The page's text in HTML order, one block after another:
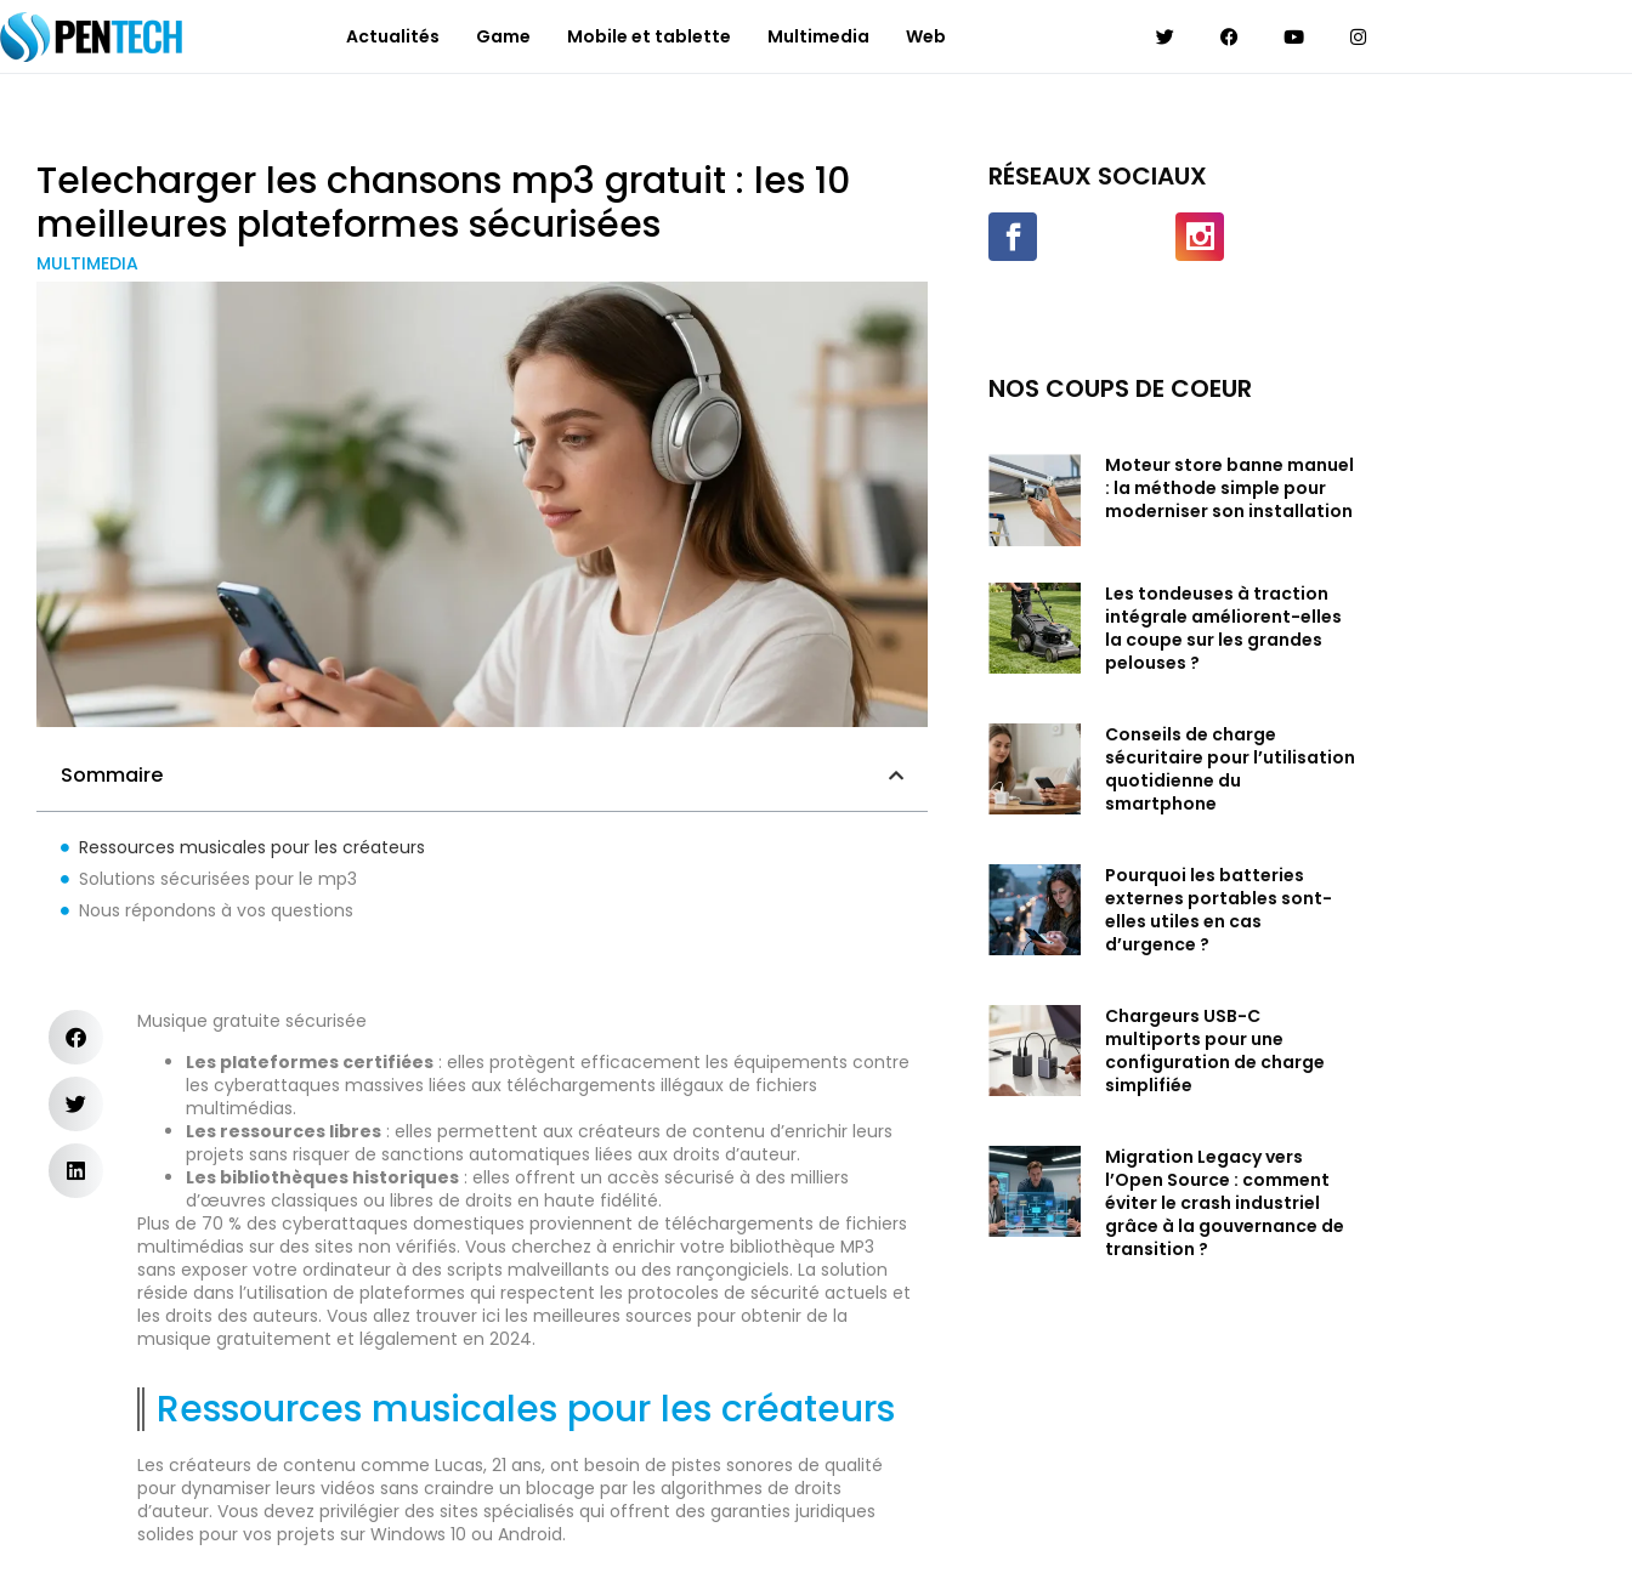
Actualités Game Mobile et tablette Multimedia Web
Telecharger les chansons mp3 gratuit : les 10
meilleures plateformes sécurisées
MULTIMEDIA
Sommaire
Ressources musicales pour les créateurs
Solutions sécurisées pour le mp3
Nous répondons à vos questions
Musique gratuite sécurisée
Les plateformes certifiées : elles protègent efficacement les équipements contre
les cyberattaques massives liées aux téléchargements illégaux de fichiers
multimédias.
Les ressources libres : elles permettent aux créateurs de contenu d’enrichir leurs
projets sans risquer de sanctions automatiques liées aux droits d’auteur.
Les bibliothèques historiques : elles offrent un accès sécurisé à des milliers
d’œuvres classiques ou libres de droits en haute fidélité.
Plus de 70 % des cyberattaques domestiques proviennent de téléchargements de fichiers
multimédias sur des sites non vérifiés. Vous cherchez à enrichir votre bibliothèque MP3
sans exposer votre ordinateur à des scripts malveillants ou des rançongiciels. La solution
réside dans l’utilisation de plateformes qui respectent les protocoles de sécurité actuels et
les droits des auteurs. Vous allez trouver ici les meilleures sources pour obtenir de la
musique gratuitement et légalement en 2024.
Ressources musicales pour les créateurs
Les créateurs de contenu comme Lucas, 21 ans, ont besoin de pistes sonores de qualité
pour dynamiser leurs vidéos sans craindre un blocage par les algorithmes de droits
d’auteur. Vous devez privilégier des sites spécialisés qui offrent des garanties juridiques
solides pour vos projets sur Windows 10 ou Android.
RÉSEAUX SOCIAUX
NOS COUPS DE COEUR
Moteur store banne manuel
: la méthode simple pour
moderniser son installation
Les tondeuses à traction
intégrale améliorent-elles
la coupe sur les grandes
pelouses ?
Conseils de charge
sécuritaire pour l’utilisation
quotidienne du
smartphone
Pourquoi les batteries
externes portables sont-
elles utiles en cas
d’urgence ?
Chargeurs USB-C
multiports pour une
configuration de charge
simplifiée
Migration Legacy vers
l’Open Source : comment
éviter le crash industriel
grâce à la gouvernance de
transition ?